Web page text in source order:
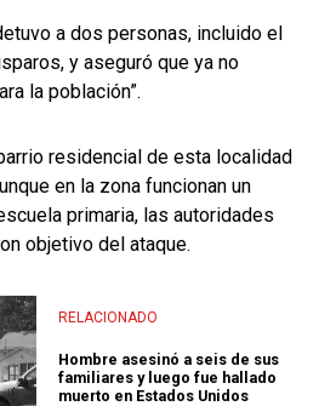
a dos personas, incluido el
y aseguró que ya no
la población”.
residencial de esta localidad
en la zona funcionan un
primaria, las autoridades
objetivo del ataque.
RELACIONADO
Hombre asesinó a seis de sus
familiares y luego fue hallado
muerto en Estados Unidos